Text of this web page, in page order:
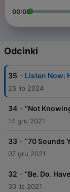
00:00
Odcinki
35 - Listen Now:
26 lip 2024
34 - “Not
14 gru 2021
33 - “70 Sounds
07 gru 2021
32 - “Be. Do.
30 lis 2021